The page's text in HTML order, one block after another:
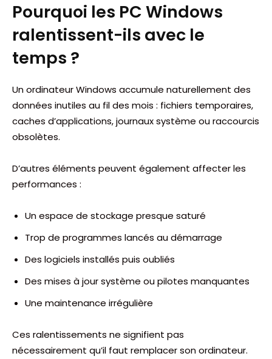
Pourquoi les PC Windows
ralentissent-ils avec le
temps ?
Un ordinateur Windows accumule naturellement des
données inutiles au fil des mois : fichiers temporaires,
caches d’applications, journaux système ou raccourcis
obsolètes.
D’autres éléments peuvent également affecter les
performances :
Un espace de stockage presque saturé
Trop de programmes lancés au démarrage
Des logiciels installés puis oubliés
Des mises à jour système ou pilotes manquantes
Une maintenance irrégulière
Ces ralentissements ne signifient pas
nécessairement qu’il faut remplacer son ordinateur.